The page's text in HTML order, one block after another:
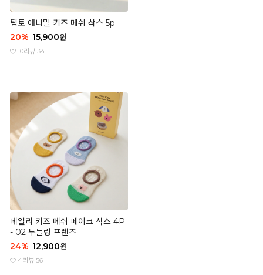
팁토 애니멀 키즈 메쉬 삭스 5p
20% 15,900원
10리뷰 34
데일리 키즈 메쉬 페이크 삭스 4P
- 02 두들링 프렌즈
24% 12,900원
4리뷰 56